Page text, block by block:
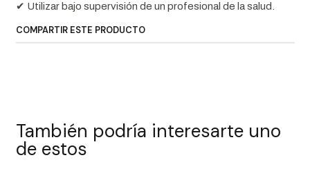
✔ Utilizar bajo supervisión de un profesional de la salud.
COMPARTIR ESTE PRODUCTO
También podría interesarte uno
de estos